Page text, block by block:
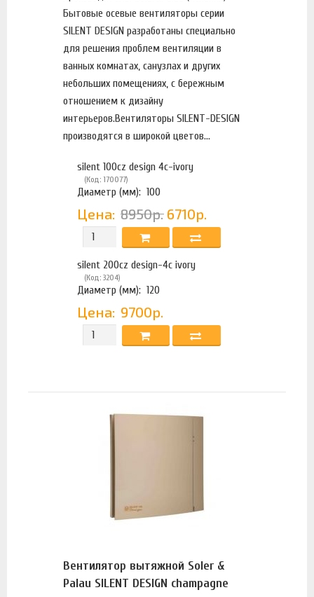
Бытовые осевые вентиляторы серии
SILENT DESIGN разработаны специально
для решения проблем вентиляции в
ванных комнатах, санузлах и других
небольших помещениях, с бережным
отношением к дизайну
интерьеров.Вентиляторы SILENT-DESIGN
производятся в широкой цветов...
silent 100cz design 4с-ivory
(Код: 170077)
Диаметр (мм):100
Цена:8950р. 6710р.
silent 200cz design-4c ivory
(Код: 3204)
Диаметр (мм):120
Цена: 9700р.
Вентилятор вытяжной Soler &
Palau SILENT DESIGN champagne